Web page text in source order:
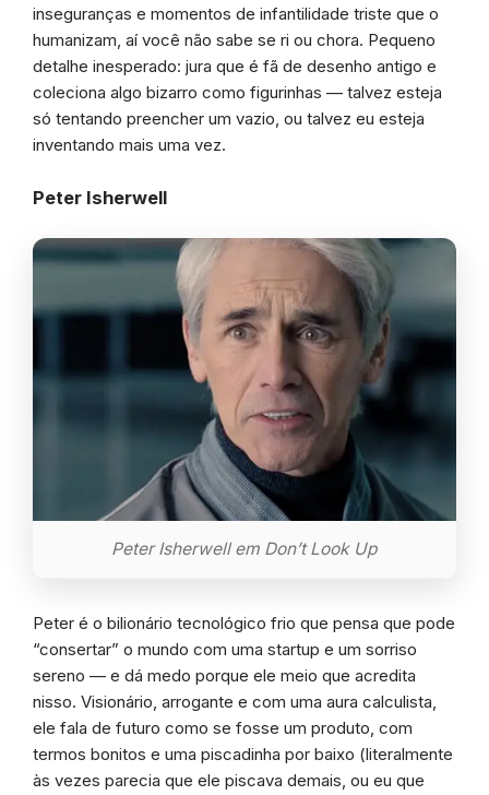
inseguranças e momentos de infantilidade triste que o
humanizam, aí você não sabe se ri ou chora. Pequeno
detalhe inesperado: jura que é fã de desenho antigo e
coleciona algo bizarro como figurinhas — talvez esteja
só tentando preencher um vazio, ou talvez eu esteja
inventando mais uma vez.
Peter Isherwell
Peter Isherwell em Don’t Look Up
Peter é o bilionário tecnológico frio que pensa que pode
“consertar” o mundo com uma startup e um sorriso
sereno — e dá medo porque ele meio que acredita
nisso. Visionário, arrogante e com uma aura calculista,
ele fala de futuro como se fosse um produto, com
termos bonitos e uma piscadinha por baixo (literalmente
às vezes parecia que ele piscava demais, ou eu que